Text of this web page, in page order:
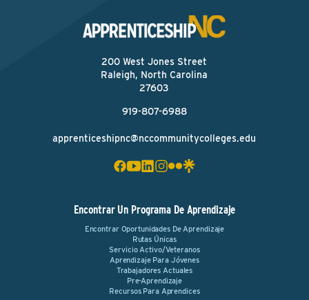
200 West Jones Street
Raleigh, North Carolina
27603
919-807-6988
apprenticeshipnc@nccommunitycolleges.edu
Encontrar Un Programa De Aprendizaje
Encontrar Oportunidades De Aprendizaje
Rutas Únicas
Servicio Activo/Veteranos
Aprendizaje Para Jóvenes
Trabajadores Actuales
Pre-Aprendizaje
Recursos Para Aprendices